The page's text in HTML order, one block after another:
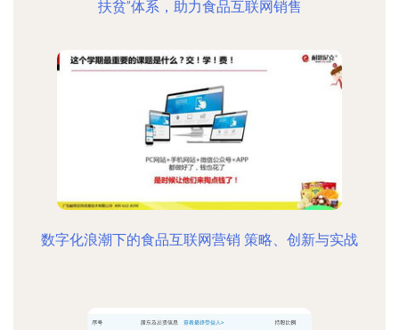
扶贫”体系，助力食品互联网销售
数字化浪潮下的食品互联网营销 策略、创新与实战